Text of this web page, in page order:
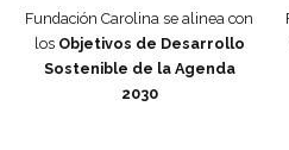
Fundación Carolina se alinea con
los Objetivos de Desarrollo
Sostenible de la Agenda
2030